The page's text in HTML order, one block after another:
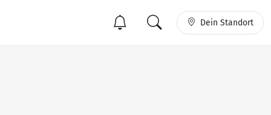
Dein Standort